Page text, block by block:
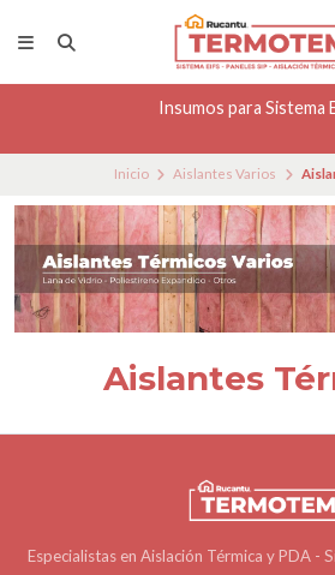
Insumos para Sistema
Inicio Aislantes Varios
Aislantes
Especialistas en Aislación Térmica y PDA -